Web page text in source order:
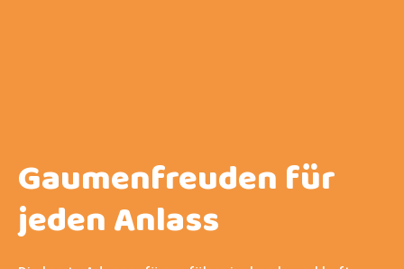
Gaumenfreuden für
jeden Anlass